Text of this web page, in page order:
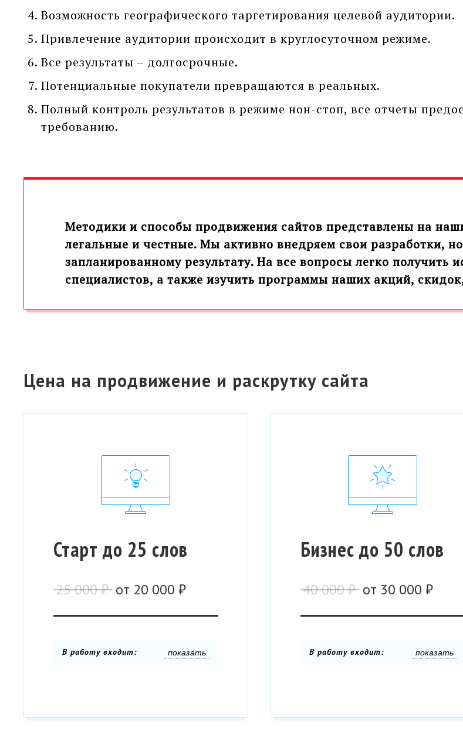
Возможность географического таргетирования целевой аудитории.
Привлечение аудитории происходит в круглосуточном режиме.
Все результаты – долгосрочные.
Потенциальные покупатели превращаются в реальных.
Полный контроль результатов в режиме нон-стоп, все отчеты
требованию.
Методики и способы продвижения сайтов представлены на
легальные и честные. Мы активно внедряем свои разработки,
запланированному результату. На все вопросы легко
специалистов, а также изучить программы наших акций,
Цена на продвижение и раскрутку сайта
Старт до 25 слов
25 000 ₽ от 20 000 ₽
В работу входит: показать
Бизнес до 50 слов
40 000 ₽ от 30 000 ₽
В работу входит: показать